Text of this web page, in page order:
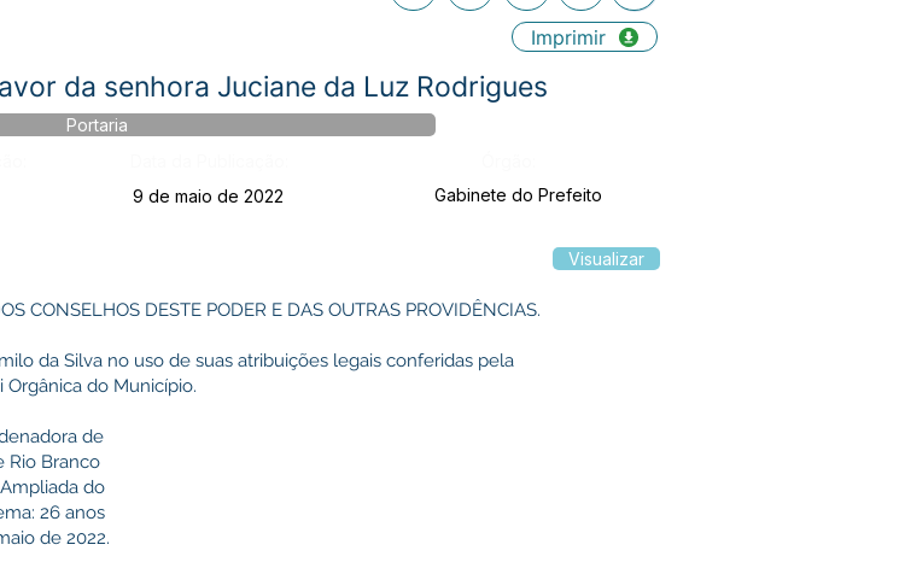
Imprimir
da senhora Juciane da Luz Rodrigues
Portaria
9 de maio de 2022 Gabinete do Prefeito
CONSELHOS DESTE PODER E DAS OUTRAS PROVIDÊNCIAS.
da Silva no uso de suas atribuições legais conferidas pela
do Município.
de
Rio Branco
do
26 anos
de 2022.
Visualizar